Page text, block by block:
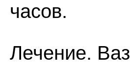
часов.
Лечение.